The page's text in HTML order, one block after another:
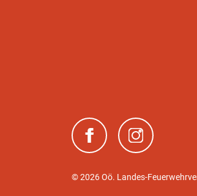
(neues Fenster)(neues Fenster)
© 2026 Oö. Landes-